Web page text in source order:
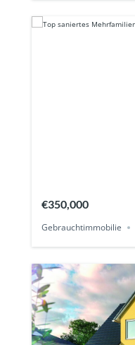
€350,000
Gebrauchtimmobilie